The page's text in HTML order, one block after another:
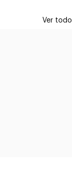
Ver todo